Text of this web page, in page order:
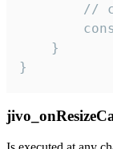
//
    }
}